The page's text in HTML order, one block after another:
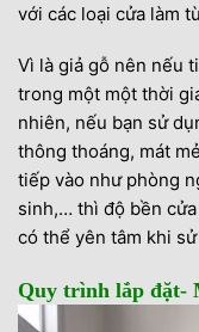
với các loại cửa làm
Vì là giả gỗ nên nếu
trong một một thời
nhiên, nếu bạn sử
thông thoáng, mát
tiếp vào như phòng
sinh,… thì độ bền
có thể yên tâm khi
Quy trình lắp đặt-